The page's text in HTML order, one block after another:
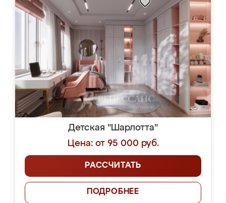
Детская "Шарлотта"
Цена: от 95 000 руб.
РАССЧИТАТЬ
ПОДРОБНЕЕ